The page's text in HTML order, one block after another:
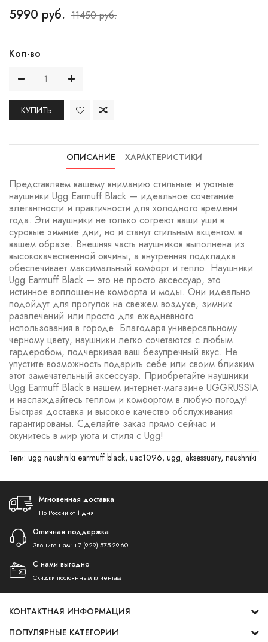
5990 руб. 11450 руб.
Кол-во
КУПИТЬ
ОПИСАНИЕ ХАРАКТЕРИСТИКИ
Представляем вашему вниманию стильные и уютные
наушники Ugg Earmuff Black — идеальное сочетание
элегантности и практичности для холодного времени
года. Эти наушники не только согреют ваши уши в
суровые зимние дни, но и станут стильным акцентом в
вашем образе. Внешняя часть наушников выполнена из
высококачественной овчины, а внутренняя подкладка
обеспечивает максимальный комфорт и тепло. Наушники
Ugg Earmuff Black — это не просто аксессуар, это
истинное воплощение комфорта и моды. Они идеально
подойдут для прогулок на свежем воздухе, зимних
развлечений или просто для ежедневного
использования в городе. Благодаря универсальному
черному цвету, наушники легко сочетаются с любым
гардеробом, подчеркивая ваш безупречный вкус. Не
упустите возможность подарить себе или своим близким
этот замечательный аксессуар. Приобретайте наушники
Ugg Earmuff Black в нашем интернет-магазине UGGRUSSIA
и наслаждайтесь теплом и комфортом в любую погоду!
Быстрая доставка и высокое качество обслуживания
гарантированы. Сделайте заказ прямо сейчас и
окунитесь в мир уюта и стиля с Ugg!
Теги: ugg naushniki earmuff black, uac1096, ugg, aksessuary, naushniki
Мгновенная доставка
По России от 1 дня
Отличная поддержка
Звоните нам: +7 (929) 575-29-60
С нами выгодно
Скидки постоянным клиентам
КОНТАКТНАЯ ИНФОРМАЦИЯ
ПОПУЛЯРНЫЕ КАТЕГОРИИ